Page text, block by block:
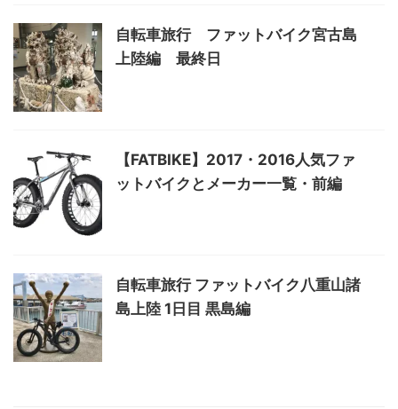
自転車旅行 ファットバイク宮古島
上陸編 最終日
【FATBIKE】2017・2016人気ファ
ットバイクとメーカー一覧・前編
自転車旅行 ファットバイク八重山諸
島上陸 1日目 黒島編